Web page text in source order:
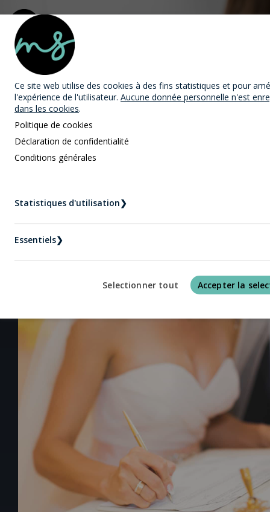
MAST Avocats
Accueil
Nouvelles
Ce site web utilise des cookies à des fins statistiques et pour
l'expérience de l'utilisateur. Aucune donnée personnelle n'est
dans les cookies.
Politique de cookies
Déclaration de confidentialité
Conditions générales
Statistiques d'utilisation❯
Essentiels❯
Selectionner tout Accepter la